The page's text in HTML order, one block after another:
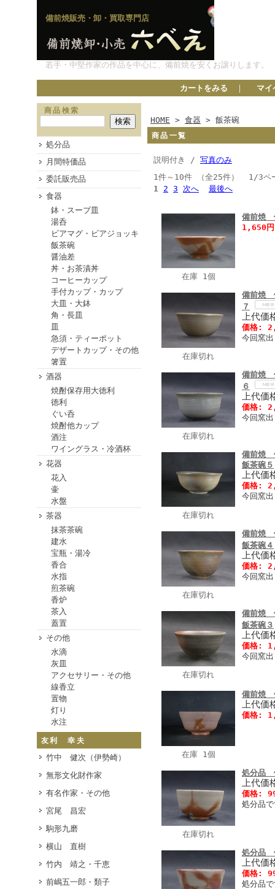
備前焼販売・卸・買取専門店
若手・中堅作家の作品を中心に、備前焼を安くお譲りします。
カートをみる ｜ マイ
商品検索
処分品
月間特価品
委託販売品
食器
鉢・スープ皿
湯呑
ビアマグ・ビアジョッキ
飯茶碗
醤油差
丼・お茶漬丼
コーヒーカップ
手付カップ・カップ
大皿・大鉢
角・長皿
皿
急須・ティーポット
デザートカップ・その他
箸置
酒器
焼酎保存用大徳利
徳利
ぐい呑
焼酎他カップ
酒注
ワイングラス・冷酒杯
花器
花入
壷
水盤
茶器
抹茶茶碗
建水
宝瓶・湯冷
香合
水指
煎茶碗
香炉
茶入
蓋置
その他
水滴
灰皿
アクセサリー・その他
線香立
置物
灯り
水注
友利 幸夫
竹中 健次（伊勢崎）
無形文化財作家
有名作家・その他
宮尾 昌宏
駒形九磨
横山 直樹
竹内 靖之・千恵
前嶋五一郎・類子
HOME > 食器 > 飯茶碗
商品一覧
説明付き / 写真のみ
1件～10件 （全25件） 1/3ペ
1 2 3 次へ 最後へ
在庫 1個
備前焼
1,650
在庫切れ
備前焼
７
上代
価格:
今回窯
在庫切れ
備前焼
６
上代
価格:
今回窯
在庫切れ
備前焼
飯茶碗５
上代
価格:
今回窯
在庫切れ
備前焼
飯茶碗４
上代
価格:
今回窯
在庫切れ
備前焼
飯茶碗３
上代
価格:
今回窯
在庫 1個
備前焼
上代
価格:
在庫切れ
処分品
上代
価格:
処分品
処分品
上代
価格:
処分品